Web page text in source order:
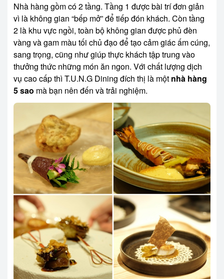
Nhà hàng gồm có 2 tầng. Tầng 1 được bài trí đơn giản
vì là không gian “bếp mở” để tiếp đón khách. Còn tầng
2 là khu vực ngồi, toàn bộ không gian được phủ đèn
vàng và gam màu tối chủ đạo để tạo cảm giác ấm cúng,
sang trọng, cũng như giúp thực khách tập trung vào
thưởng thức những món ăn ngon. Với chất lượng dịch
vụ cao cấp thì T.U.N.G Dining đích thị là một nhà hàng
5 sao mà bạn nên đến và trải nghiệm.